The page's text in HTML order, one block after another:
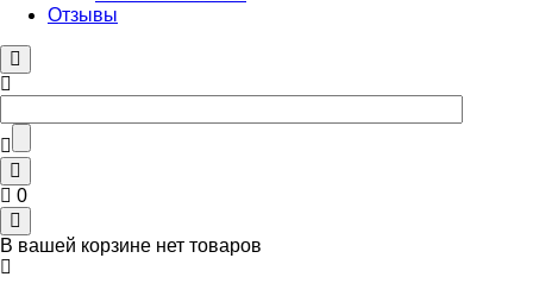
Отзывы
0
В вашей корзине нет товаров